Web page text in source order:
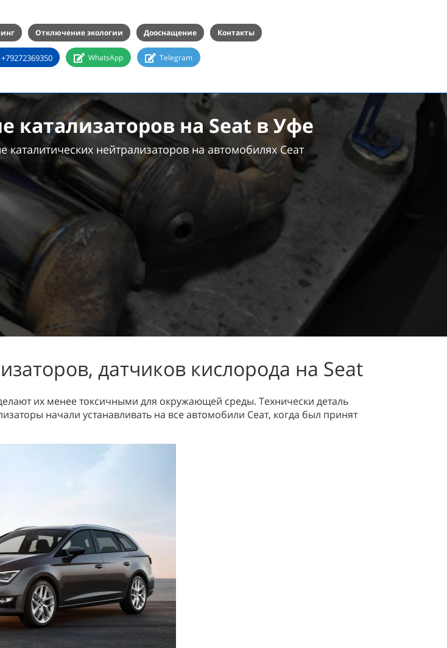
Отключение экологии Дооснащение Контакты
+79272369350 WhatsApp Telegram
катализаторов на Seat в Уфе
нейтрализаторов на автомобилях Сеат
датчиков кислорода на Seat
их менее токсичными для окружающей среды. Технически деталь
начали устанавливать на все автомобили Сеат, когда был принят